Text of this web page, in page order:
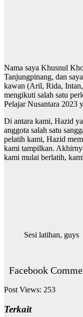
Nama saya Khusnul
Tanjungpinang, dan
kawan (Aril, Rida,
mengikuti salah satu
Pelajar Nusantara 2023
Di antara kami, Hazid
anggota salah satu
pelatih kami, Hazid
kami tampilkan.
kami mulai berlatih,
Sesi latihan, guys
Facebook
Post Views: 253
Terkait